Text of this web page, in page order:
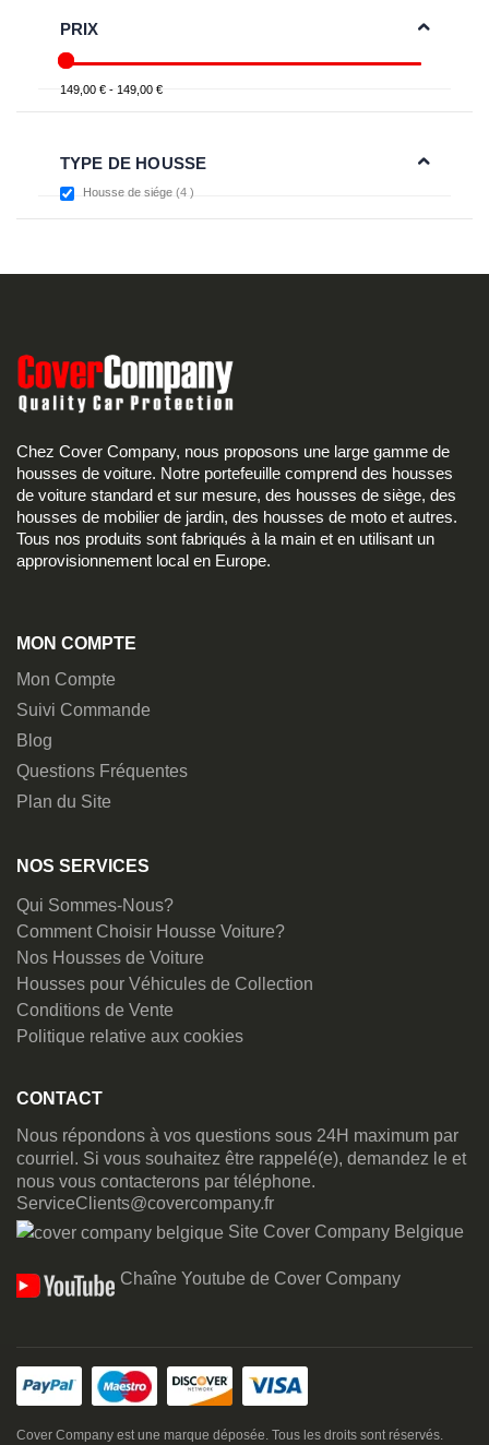
PRIX
149,00 € - 149,00 €
TYPE DE HOUSSE
Housse de siége 4 items
Chez Cover Company, nous proposons une large gamme de
housses de voiture. Notre portefeuille comprend des housses
de voiture standard et sur mesure, des housses de siège, des
housses de mobilier de jardin, des housses de moto et autres.
Tous nos produits sont fabriqués à la main et en utilisant un
approvisionnement local en Europe.
MON COMPTE
Mon Compte
Suivi Commande
Blog
Questions Fréquentes
Plan du Site
NOS SERVICES
Qui Sommes-Nous?
Comment Choisir Housse Voiture?
Nos Housses de Voiture
Housses pour Véhicules de Collection
Conditions de Vente
Politique relative aux cookies
CONTACT
Nous répondons à vos questions sous 24H maximum par
courriel. Si vous souhaitez être rappelé(e), demandez le et
nous vous contacterons par téléphone.
ServiceClients@covercompany.fr
Site Cover Company Belgique
Chaîne Youtube de Cover Company
Cover Company est une marque déposée. Tous les droits sont réservés.